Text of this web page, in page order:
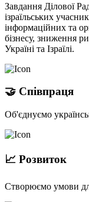
Завдання Ділової
ізраїльських
інформаційних та
бізнесу, зниження
Україні та Ізраїлі.
🤝 Співпраця
Об'єднуємо
📈 Розвиток
Створюємо умови